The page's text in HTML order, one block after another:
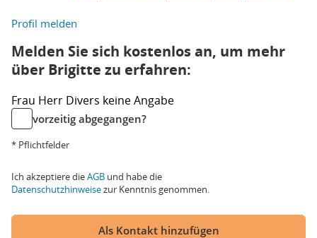
Profil melden
Melden Sie sich kostenlos an, um mehr
über Brigitte zu erfahren:
Frau Herr Divers keine Angabe
vorzeitig abgegangen?
* Pflichtfelder
Ich akzeptiere dieAGB und habe die
Datenschutzhinweisezur Kenntnis genommen.
Als Kontakt hinzufügen